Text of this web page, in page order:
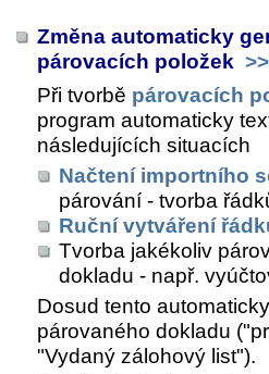
Změna automaticky
párovacích položek
Při tvorbě párovacích
program automaticky
následujících situacích
Načtení importního
párování - tvorba
Ruční vytváření
Tvorba jakékoliv
dokladu - např.
Dosud tento
párovaného dokladu
"Vydaný zálohový list").